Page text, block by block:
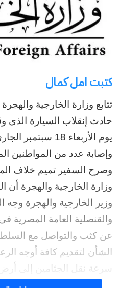
كتبت امل كمال
تتابع وزارة الخارجية
حادث إنقلاب السيارة الذى
يوم الأربعاء 18
وإصابة عدد من المواطنين
وصرح السفير تميم خلاف
وزارة الخارجية والهجرة أن
وزير الخارجية والهجرة وجه
والقنصلية العامة المصرية
عن كثب والتواصل مع
الشأن لتقديم كافة أوجه
سرعة نقل الجثامين إلى أرض